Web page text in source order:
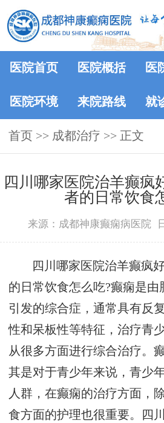
医院首页 医院概括 医
医院环境 来院路线 就
首页 >> 成都治疗 >> 正文
四川哪家医院治羊癫疯
者的日常饮食
来源：成都神康癫痫病医院
四川哪家医院治羊癫疯
的日常饮食怎么吃?癫痫是
引发的综合症，通常具有反
性和呆板性等特征，治疗青
从很多方面进行综合治疗。
其是对于青少年来说，青少
人群，在癫痫的治疗方面，
食方面的护理也很重要。四